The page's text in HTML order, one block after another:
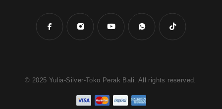
© 2025 Yulia-Silver-Toko Perak Bali. All rights reserved.